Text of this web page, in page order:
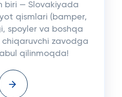
biri — Slovakiyada
qismlari (bamper,
spoyler va boshqa
zavodga
qilinmoqda!